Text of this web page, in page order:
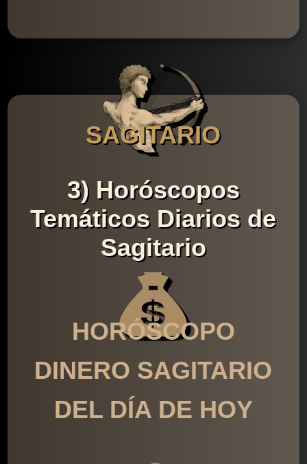
SAGITARIO
3) Horóscopos
Temáticos Diarios de
Sagitario
HORÓSCOPO
DINERO SAGITARIO
DEL DÍA DE HOY